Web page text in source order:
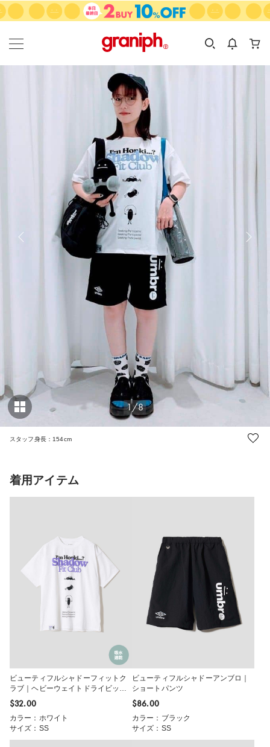
カテゴリーから探す
KIDS
カテゴリ
サイズ
1/8
スタッフ身長：154cm
着用アイテム
ビューティフルシャドーフィットク
ラブ｜ヘビーウェイトドライビッグT
シャツ
$‌32.00
カラー：ホワイト
サイズ：SS
ビューティフルシャドーアンブロ｜
ショートパンツ
$‌86.00
カラー：ブラック
サイズ：SS